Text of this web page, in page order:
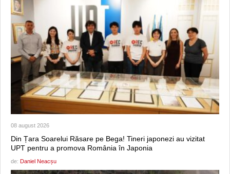
08 august 2026
Din Țara Soarelui Răsare pe Bega! Tineri japonezi au vizitat
UPT pentru a promova România în Japonia
de: Daniel Neacșu